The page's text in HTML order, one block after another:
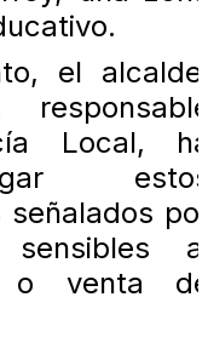
el
Local,
o venta